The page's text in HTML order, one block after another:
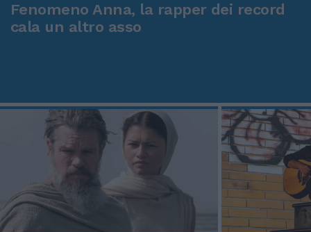
Fenomeno Anna, la rapper dei record
cala un altro asso